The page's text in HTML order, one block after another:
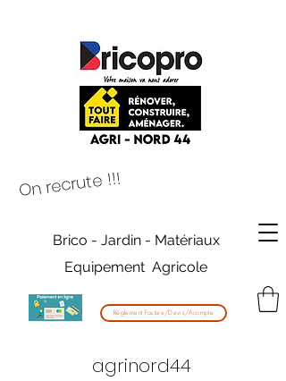
On recrute !!!
Brico - Jardin - Matériaux
Equipement Agricole
Règlement Facture/Devis/Acompte
agrinord44